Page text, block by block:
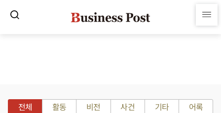
전체 활동 비전 사건 기타 어록